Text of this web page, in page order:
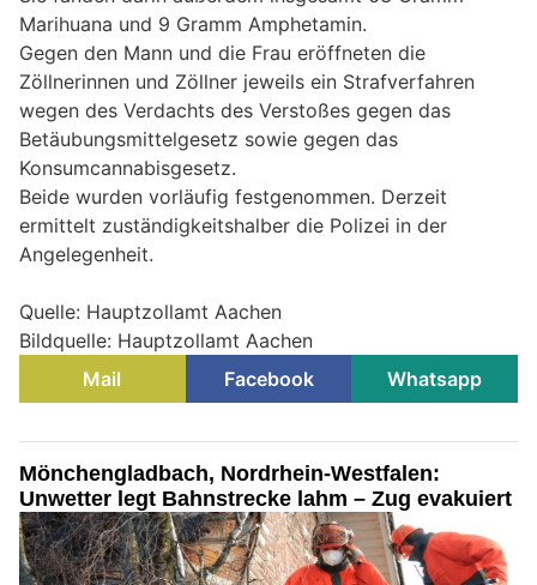
Marihuana und 9 Gramm Amphetamin.
Gegen den Mann und die Frau eröffneten die
Zöllnerinnen und Zöllner jeweils ein Strafverfahren
wegen des Verdachts des Verstoßes gegen das
Betäubungsmittelgesetz sowie gegen das
Konsumcannabisgesetz.
Beide wurden vorläufig festgenommen. Derzeit
ermittelt zuständigkeitshalber die Polizei in der
Angelegenheit.
Quelle: Hauptzollamt Aachen
Bildquelle: Hauptzollamt Aachen
Mail
Facebook Whatsapp
Mönchengladbach, Nordrhein-Westfalen:
Unwetter legt Bahnstrecke lahm – Zug evakuiert